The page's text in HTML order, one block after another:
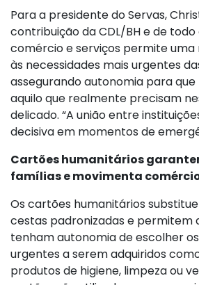
Para a presidente do Servas,
contribuição da CDL/BH e de
comércio e serviços permite
às necessidades mais urgentes
assegurando autonomia para
aquilo que realmente precisam
delicado. “A união entre
decisiva em momentos de
Cartões humanitários
famílias e movimenta
Os cartões humanitários
cestas padronizadas e permitem
tenham autonomia de escolher
urgentes a serem adquiridos
produtos de higiene, limpeza ou